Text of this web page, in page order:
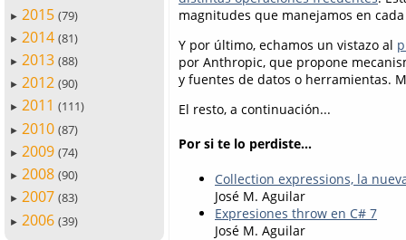
► 2015 (79)
► 2014 (81)
► 2013 (88)
► 2012 (90)
► 2011 (111)
► 2010 (87)
► 2009 (74)
► 2008 (90)
► 2007 (83)
► 2006 (39)
magnitudes que manejamos en cada
Y por último, echamos un vistazo al
por Anthropic, que propone
y fuentes de datos o herramientas.
El resto, a continuación...
Por si te lo perdiste...
Collection expressions, la
José M. Aguilar
Expresiones throw en C# 7
José M. Aguilar